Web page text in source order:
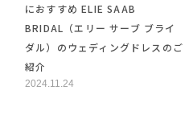
におすすめ ELIE SAAB
BRIDAL（エリー サーブ ブライ
ダル）のウェディングドレスのご
紹介
2024.11.24